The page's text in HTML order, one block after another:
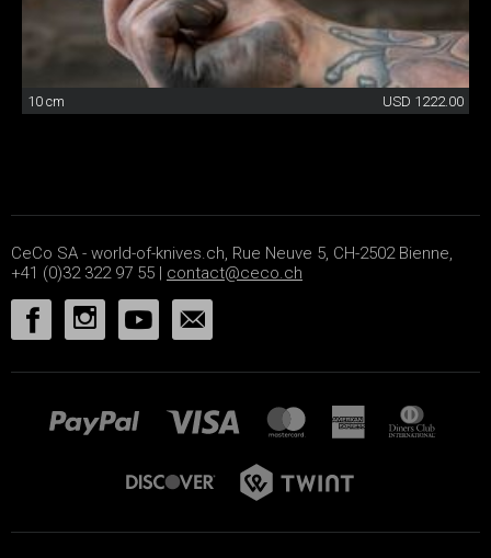
10 cm USD 1222.00
CeCo SA - world-of-knives.ch, Rue Neuve 5, CH-2502 Bienne,
+41 (0)32 322 97 55 | contact@ceco.ch